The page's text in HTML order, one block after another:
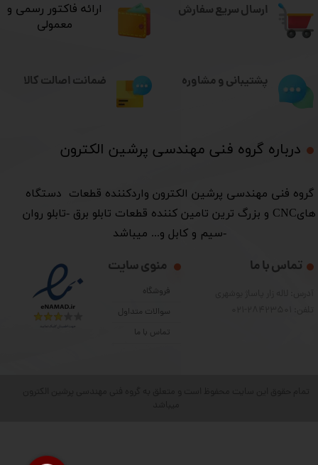
ارسال سریع سفارش
درباره گروه فنی مهندسی پرشین الکترون​​​​​​​
​گروه فنی مهندسی پرشین الکترون واردکننده قطعات دستگاه
هایCNC و بزرگ ترین تامین کننده قطعات تابلو برق -تابلو روان
-سیم و کابل و... میباشد
منوی سایت
فروشگاه
سوالات متداول
تماس با ما
تماس با ما
​ارائه فاکتور رسمی و
معمولی
پشتیبانی و مشاوره ضمانت اصالت کالا